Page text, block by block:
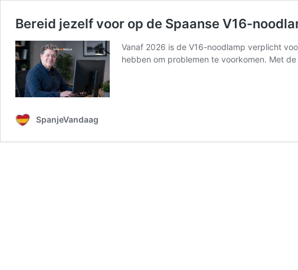
Bereid jezelf voor op de Spaanse V16-
Vanaf 2026 is de V16-noodlamp verplicht
hebben om problemen te voorkomen. Met
SpanjeVandaag